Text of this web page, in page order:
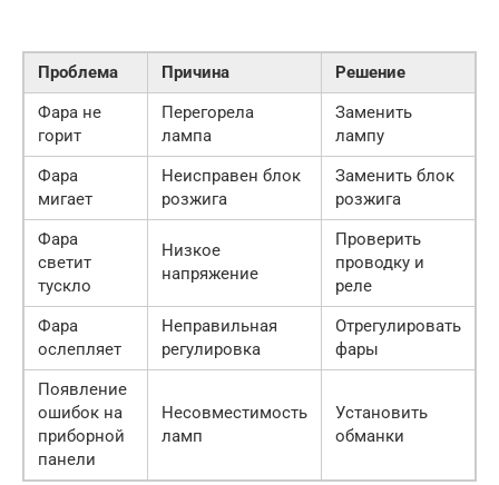
Проблема Причина
Решение
Фара не
горит
Перегорела
лампа
Заменить
лампу
Фара
мигает
Неисправен блок
розжига
Заменить блок
розжига
Фара
светит
тускло
Низкое
напряжение
Проверить
проводку и
реле
Фара
ослепляет
Неправильная
регулировка
Отрегулировать
фары
Появление
ошибок на
приборной
панели
Несовместимость
ламп
Установить
обманки